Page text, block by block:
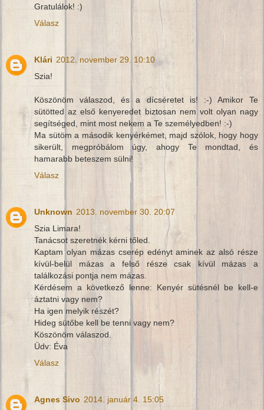
Gratulálok! :)
Válasz
Klári 2012. november 29. 10:10
Szia!
Köszönöm válaszod, és a dícséretet is! :-) Amikor Te
sütötted az első kenyeredet biztosan nem volt olyan nagy
segítséged, mint most nekem a Te személyedben! :-)
Ma sütöm a második kenyérkémet, majd szólok, hogy hogy
sikerült, megpróbálom úgy, ahogy Te mondtad, és
hamarabb beteszem sülni!
Válasz
Unknown 2013. november 30. 20:07
Szia Limara!
Tanácsot szeretnék kérni tőled.
Kaptam olyan mázas cserép edényt aminek az alsó része
kívül-belül mázas a felső része csak kívül mázas a
találkozási pontja nem mázas.
Kérdésem a következő lenne: Kenyér sütésnél be kell-e
áztatni vagy nem?
Ha igen melyik részét?
Hideg sütőbe kell be tenni vagy nem?
Köszönöm válaszod.
Üdv: Éva
Válasz
Agnes Sivo 2014. január 4. 15:05